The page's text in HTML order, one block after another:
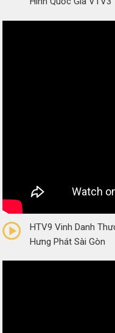
(0 Reviews)
HTV9 Vinh Danh
Hưng Phát Sài Gòn